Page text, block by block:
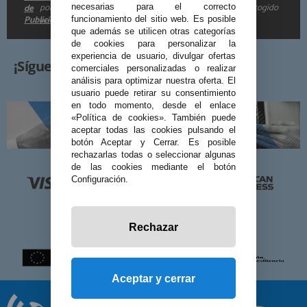
por e-mail. Puedo darme de baja cuando quiera según lo recogido
en la
de
Publicidad
¡Síguenos!
necesarias para el correcto
funcionamiento del sitio web. Es posible
que además se utilicen otras categorías
de cookies para personalizar la
experiencia de usuario, divulgar ofertas
comerciales personalizadas o realizar
análisis para optimizar nuestra oferta. El
usuario puede retirar su consentimiento
en todo momento, desde el enlace
«Política de cookies». También puede
aceptar todas las cookies pulsando el
botón Aceptar y Cerrar. Es posible
rechazarlas todas o seleccionar algunas
de las cookies mediante el botón
Configuración.
Rechazar
Aceptar y cerrar